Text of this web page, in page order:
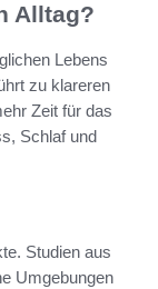
Alltag?
Lebens
zu klareren
Zeit für das
Schlaf und
Studien aus
Umgebungen